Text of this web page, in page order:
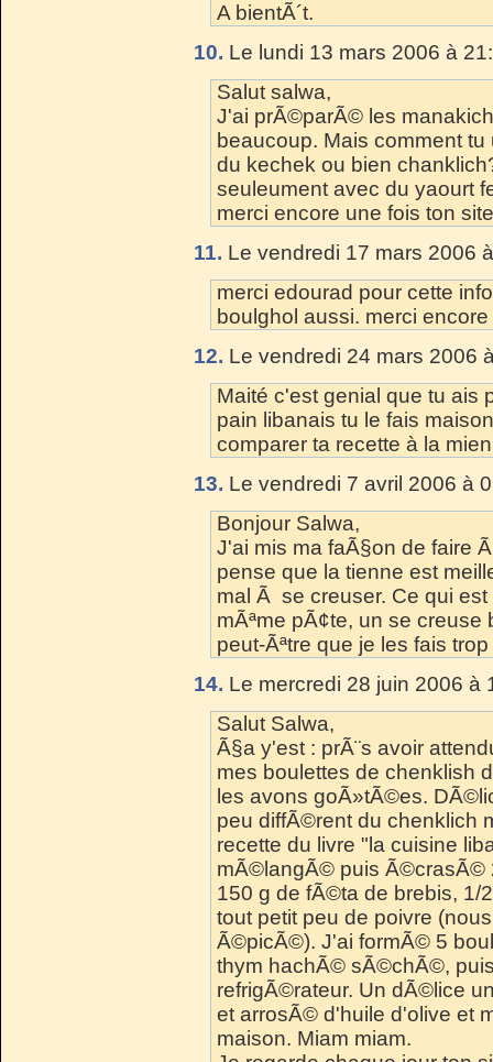
A bientÃ´t.
10. Le lundi 13 mars 2006 à
Salut salwa,
J'ai prÃ©parÃ© les
beaucoup. Mais comment
du kechek ou bien
seuleument avec du yaourt
merci encore une fois ton
11. Le vendredi 17 mars 2006
merci edourad pour cette
boulghol aussi. merci
12. Le vendredi 24 mars 2006
Maité c'est genial que tu ais
pain libanais tu le fais
comparer ta recette à la
13. Le vendredi 7 avril 2006 à
Bonjour Salwa,
J'ai mis ma faÃ§on de faire
pense que la tienne est
mal Ã se creuser. Ce qui
mÃªme pÃ¢te, un se
peut-Ãªtre que je les fais
14. Le mercredi 28 juin 2006 à
Salut Salwa,
Ã§a y'est : prÃ¨s avoir
mes boulettes de chenklish
les avons goÃ»tÃ©es.
peu diffÃ©rent du chenklich
recette du livre "la cuisine
mÃ©langÃ© puis Ã©crasÃ©
150 g de fÃ©ta de brebis,
tout petit peu de poivre
Ã©picÃ©). J'ai formÃ© 5
thym hachÃ© sÃ©chÃ©,
refrigÃ©rateur. Un dÃ©lice
et arrosÃ© d'huile d'olive et
maison. Miam miam.